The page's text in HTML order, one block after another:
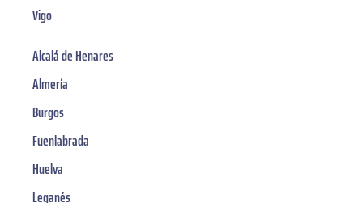
Vigo
Alcalá de Henares
Almería
Burgos
Fuenlabrada
Huelva
Leganés